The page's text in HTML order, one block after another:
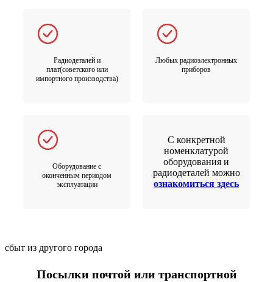
Радиодеталей и
плат(советского или
импортного производства)
Любых радиоэлектронных
приборов
Оборудование с
оконченным периодом
эксплуатации
С конкретной
номенклатурой
оборудования и
радиодеталей можно
ознакомиться здесь
сбыт из другого города
Посылки почтой или транспортной